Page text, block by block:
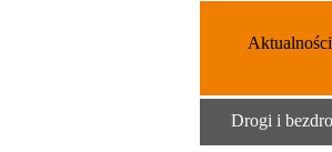
Aktualności
Drogi i